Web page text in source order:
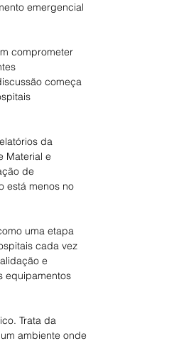
emergencial
comprometer
começa
da
Material e
de
está menos no
uma etapa
cada vez
e
equipamentos
Trata da
ambiente onde